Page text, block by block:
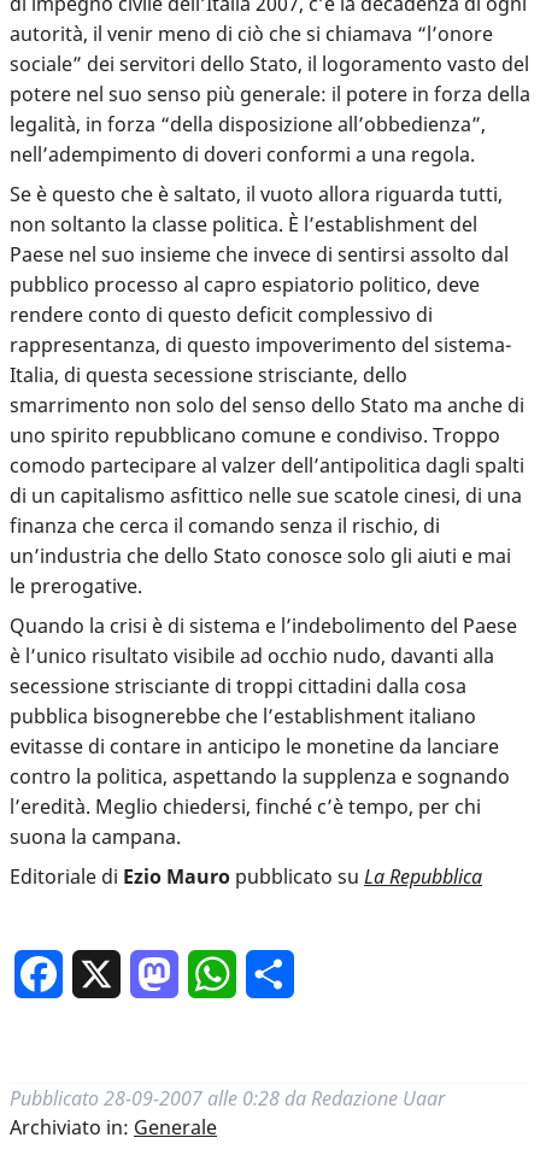
autorità, il venir meno di ciò che si chiamava “l’onore
sociale” dei servitori dello Stato, il logoramento vasto del
potere nel suo senso più generale: il potere in forza della
legalità, in forza “della disposizione all’obbedienza”,
nell’adempimento di doveri conformi a una regola.
Se è questo che è saltato, il vuoto allora riguarda tutti,
non soltanto la classe politica. È l’establishment del
Paese nel suo insieme che invece di sentirsi assolto dal
pubblico processo al capro espiatorio politico, deve
rendere conto di questo deficit complessivo di
rappresentanza, di questo impoverimento del sistema-
Italia, di questa secessione strisciante, dello
smarrimento non solo del senso dello Stato ma anche di
uno spirito repubblicano comune e condiviso. Troppo
comodo partecipare al valzer dell’antipolitica dagli spalti
di un capitalismo asfittico nelle sue scatole cinesi, di una
finanza che cerca il comando senza il rischio, di
un’industria che dello Stato conosce solo gli aiuti e mai
le prerogative.
Quando la crisi è di sistema e l’indebolimento del Paese
è l’unico risultato visibile ad occhio nudo, davanti alla
secessione strisciante di troppi cittadini dalla cosa
pubblica bisognerebbe che l’establishment italiano
evitasse di contare in anticipo le monetine da lanciare
contro la politica, aspettando la supplenza e sognando
l’eredità. Meglio chiedersi, finché c’è tempo, per chi
suona la campana.
Editoriale di Ezio Mauro pubblicato su La Repubblica
Facebook MastodonWhatsApp
Pubblicato 28-09-2007 alle 0:28 da Redazione Uaar
Archiviato in: Generale